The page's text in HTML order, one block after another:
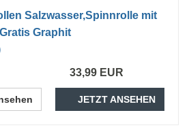
Salzwasser,Spinnrolle mit
Graphit
33,99 EUR
JETZT ANSEHEN